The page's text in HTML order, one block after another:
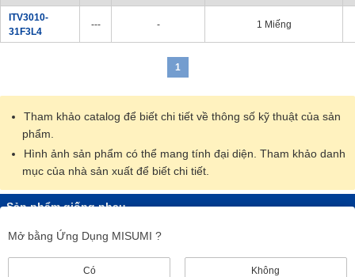
ITV3010-
31F3L4
--- - 1 Miếng
1
Tham khảo catalog để biết chi tiết về thông số kỹ thuật của sản
phẩm.
Hình ảnh sản phẩm có thể mang tính đại diện. Tham khảo danh
mục của nhà sản xuất để biết chi tiết.
Sản phẩm giống nhau
Mở bằng Ứng Dụng MISUMI ?
Có Không